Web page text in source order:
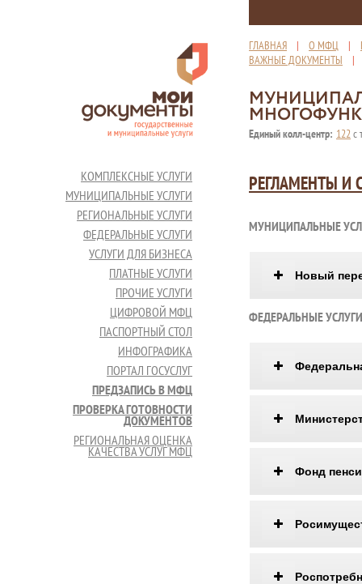
ГЛАВНАЯ | О МФЦ |
ВАЖНЫЕ ДОКУМЕНТЫ
Единый колл-центр: 122с
КОМПЛЕКСНЫЕ УСЛУГИ
МУНИЦИПАЛЬНЫЕ УСЛУГИ
РЕГИОНАЛЬНЫЕ УСЛУГИ
ФЕДЕРАЛЬНЫЕ УСЛУГИ
УСЛУГИ ДЛЯ БИЗНЕСА
ПЛАТНЫЕ УСЛУГИ
ПРОЧИЕ УСЛУГИ
ЦИФРОВОЙ МФЦ
ПАСПОРТНЫЙ СТОЛ
ИНФОГРАФИКА
ПОРТАЛ ГОСУСЛУГ
ПРЕДЗАПИСЬ В МФЦ
ПРОВЕРКА ГОТОВНОСТИ
ДОКУМЕНТОВ
РЕГИОНАЛЬНАЯ ОЦЕНКА
КАЧЕСТВА УСЛУГ МФЦ
РЕГЛАМЕНТЫ И
МУНИЦИПАЛЬНЫЕ
Новый
ФЕДЕРАЛЬНЫЕ УСЛУГИ
Фонд